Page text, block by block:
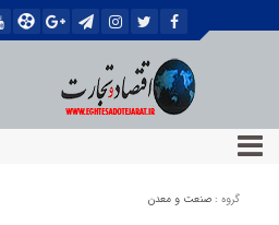
گروه : صنعت و معدن